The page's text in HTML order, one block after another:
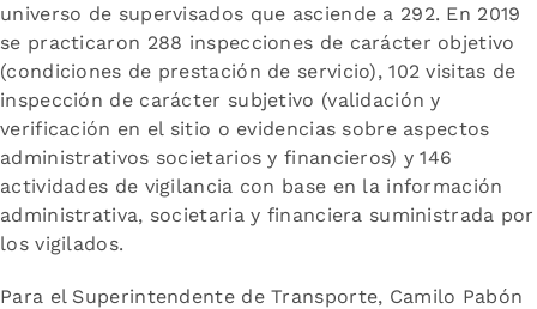
universo de supervisados que asciende a 292. En 2019
se practicaron 288 inspecciones de carácter objetivo
(condiciones de prestación de servicio), 102 visitas de
inspección de carácter subjetivo (validación y
verificación en el sitio o evidencias sobre aspectos
administrativos societarios y financieros) y 146
actividades de vigilancia con base en la información
administrativa, societaria y financiera suministrada por
los vigilados.
Para el Superintendente de Transporte, Camilo Pabón